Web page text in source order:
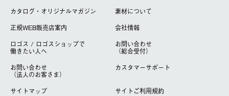
カタログ・オリジナルマガジン
素材について
正規WEB販売店案内
会社情報
ロゴス / ロゴスショップで
働きたい人へ
お問い合わせ
（総合受付）
お問い合わせ
（法人のお客さま）
カスタマーサポート
サイトマップ
サイトご利用規約